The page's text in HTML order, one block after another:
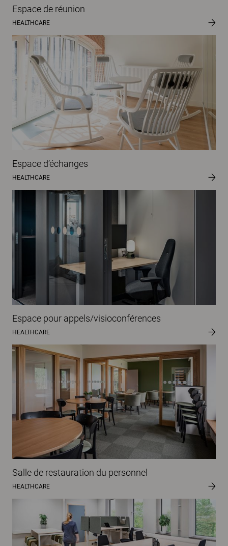
Espace de réunion
HEALTHCARE
Espace d’échanges
HEALTHCARE
Espace pour appels/visioconférences
HEALTHCARE
Salle de restauration du personnel
HEALTHCARE